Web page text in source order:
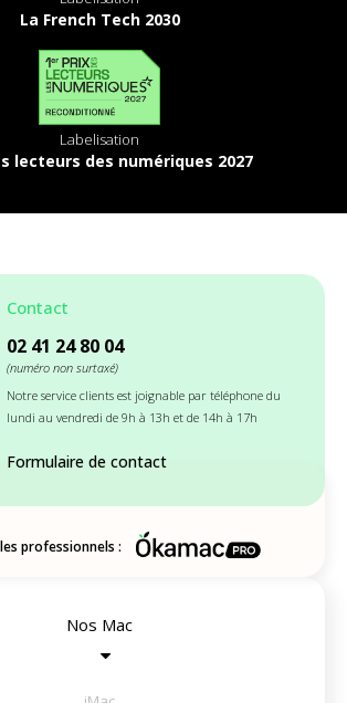
La French Tech 2030
Labelisation
lecteurs des numériques 2027
Contact
02 41 24 80 04
(numéro non surtaxé)
Notre service clients est joignable par téléphone du
lundi au vendredi de 9h à 13h et de 14h à 17h
Formulaire de contact
professionnels :
Nos Mac